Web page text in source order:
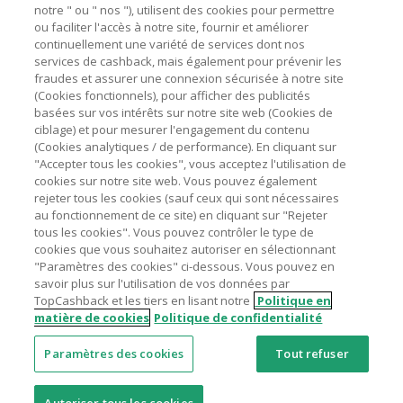
marchands sur le montant hors TVA/taxes et hors frais de
livraison/d’emballage/de service.
L'utilisation de plugins tels que Honey, AdBlock, uBlock, Pi-
hole et VPN peut bloquer le suivi de votre commande.
Pour chaque nouvelle transaction, il faut revenir sur
TopCashback et cliquer sur le bouton rose de cashback
pour accéder au site marchand et faire votre achat.
Assurez-vous que le lien TopCashback est le dernier lien
utilisé pour visiter le site marchand avant de finaliser votre
achat.
Tout compte impliqué dans des commandes ou activités
frauduleuses pour manipuler le système de cashback sera
clôturé et leur cashback confisqué.
Astuces pour économiser
A propos de
Contactez-nous
Mentions légales
Nos sites UK US CN JP DE AU
© 2005 - 2026 TopCashback Group Limited
notre " ou " nos "), utilisent des cookies pour permettre
ou faciliter l'accès à notre site, fournir et améliorer
continuellement une variété de services dont nos
services de cashback, mais également pour prévenir les
fraudes et assurer une connexion sécurisée à notre site
(Cookies fonctionnels), pour afficher des publicités
basées sur vos intérêts sur notre site web (Cookies de
ciblage) et pour mesurer l'engagement du contenu
(Cookies analytiques / de performance). En cliquant sur
"Accepter tous les cookies", vous acceptez l'utilisation de
cookies sur notre site web. Vous pouvez également
rejeter tous les cookies (sauf ceux qui sont nécessaires
au fonctionnement de ce site) en cliquant sur "Rejeter
tous les cookies". Vous pouvez contrôler le type de
cookies que vous souhaitez autoriser en sélectionnant
"Paramètres des cookies" ci-dessous. Vous pouvez en
savoir plus sur l'utilisation de vos données par
TopCashback et les tiers en lisant notre Politique en
matière de cookies Politique de confidentialité
Paramètres des cookies Tout refuser